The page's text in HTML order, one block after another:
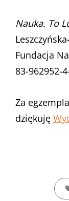
Nauka. To
Fundacja
83-962952-
Za
dziękuję
TAGS,